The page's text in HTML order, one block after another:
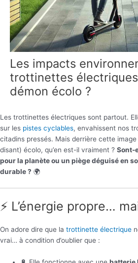
Les impacts
trottinettes
démon écolo ?
Les trottinettes électriques sont partout.
sur les pistes cyclables, envahissent nos
citadins pressés. Mais derrière cette
disant) écolo, qu’en est-il vraiment ? Sont-
pour la planète ou un piège déguisé en
durable ? 🌍
⚡ L’énergie propre…
On adore dire que la trottinette électrique
vrai… à condition d’oublier que :